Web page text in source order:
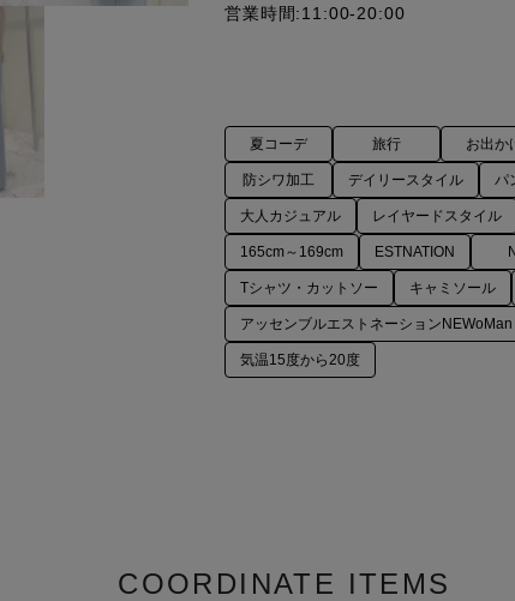
営業時間:11:00-20:00
夏コーデ 旅行 お出か
防シワ加工 デイリースタイル パ
大人カジュアル レイヤードスタイル
165cm～169cm ESTNATION
Tシャツ・カットソー キャミソール
アッセンブルエストネーション
気温15度から20度
COORDINATE ITEMS